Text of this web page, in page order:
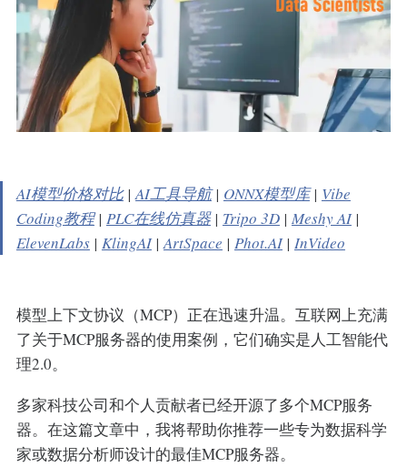
AI模型价格对比|AI工具导航| ONNX模型库| Vibe
Coding教程| PLC在线仿真器| Tripo 3D| Meshy AI|
ElevenLabs| KlingAI|ArtSpace | Phot.AI| InVideo
模型上下文协议（MCP）正在迅速升温。互联网上充满
了关于MCP服务器的使用案例，它们确实是人工智能代
理2.0。
多家科技公司和个人贡献者已经开源了多个MCP服务
器。在这篇文章中，我将帮助你推荐一些专为数据科学
家或数据分析师设计的最佳MCP服务器。